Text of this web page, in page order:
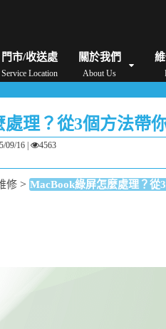
門市/收送處
Service Location
關於我們
About Us
手機維修/價格 MacBook維修/價格
理？從3個方法帶
09/16
4563
修 > MacBook綠屏怎麼處理？從